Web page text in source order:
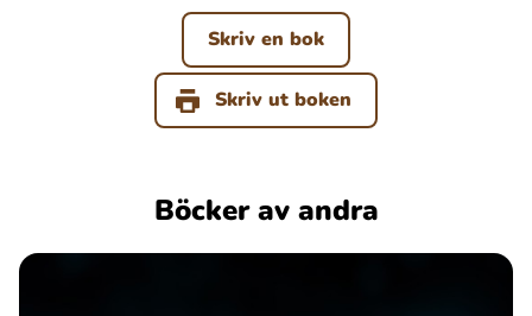
Skriv en bok
Skriv ut boken
Böcker av andra